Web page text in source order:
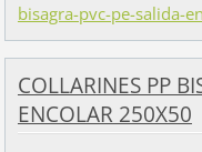
bisagra-pvc-pe-salida-
COLLARINES PP
ENCOLAR 250X50